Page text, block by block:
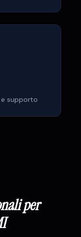
supporto
per